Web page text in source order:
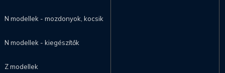
N modellek - mozdonyok, kocsik
N modellek - kiegészítők
Z modellek